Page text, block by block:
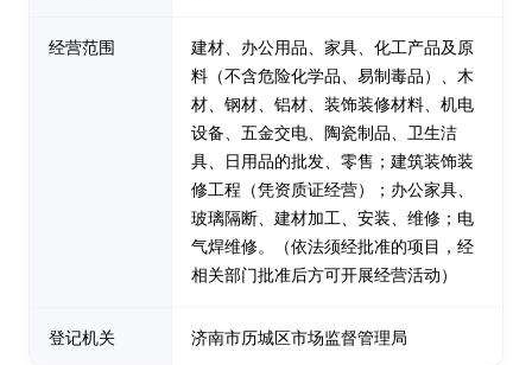
经营范围
建材、办公用品、家具、化工产品及原
料（不含危险化学品、易制毒品）、木
材、钢材、铝材、装饰装修材料、机电
设备、五金交电、陶瓷制品、卫生洁
具、日用品的批发、零售；建筑装饰装
修工程（凭资质证经营）；办公家具、
玻璃隔断、建材加工、安装、维修；电
气焊维修。（依法须经批准的项目，经
相关部门批准后方可开展经营活动）
登记机关 济南市历城区市场监督管理局